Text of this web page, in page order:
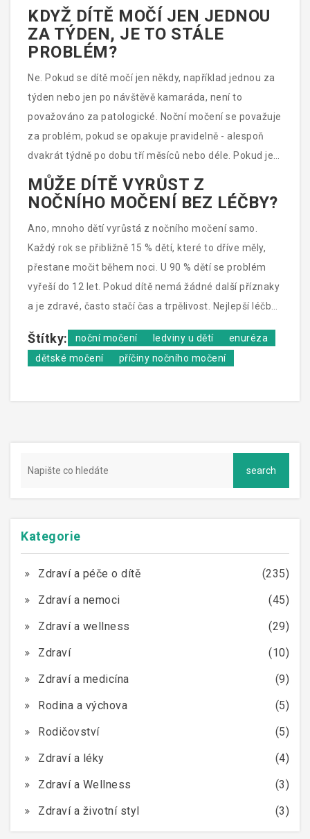
Pokud se lék přestane podávat, močení se často vrátí.
Alarmy mají vyšší dlouhodobou úspěšnost.
KDYŽ DÍTĚ MOČÍ JEN JEDNOU
ZA TÝDEN, JE TO STÁLE
PROBLÉM?
Ne. Pokud se dítě močí jen někdy, například jednou za
týden nebo jen po návštěvě kamaráda, není to
považováno za patologické. Noční močení se považuje
za problém, pokud se opakuje pravidelně - alespoň
dvakrát týdně po dobu tří měsíců nebo déle. Pokud je
to jen vzácně, často je to jen fáze vývoje.
MŮŽE DÍTĚ VYRŮST Z
NOČNÍHO MOČENÍ BEZ LÉČBY?
Ano, mnoho dětí vyrůstá z nočního močení samo.
Každý rok se přibližně 15 % dětí, které to dříve měly,
přestane močit během noci. U 90 % dětí se problém
vyřeší do 12 let. Pokud dítě nemá žádné další příznaky
a je zdravé, často stačí čas a trpělivost. Nejlepší léčba
Štítky: noční močení ledviny u dětí
enuréza
dětské močení
příčiny nočního močení
Kategorie
Zdraví a péče o dítě
(235)
Zdraví a nemoci
(45)
Zdraví a wellness
(29)
Zdraví
(10)
Zdraví a medicína
(9)
Rodina a výchova
(5)
Rodičovství
(5)
Zdraví a léky
(4)
Zdraví a Wellness
(3)
Zdraví a životní styl
(3)